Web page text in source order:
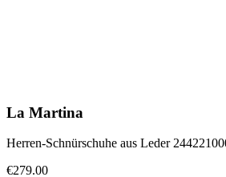
La Martina
Herren-Schnürschuhe aus Leder
€279.00